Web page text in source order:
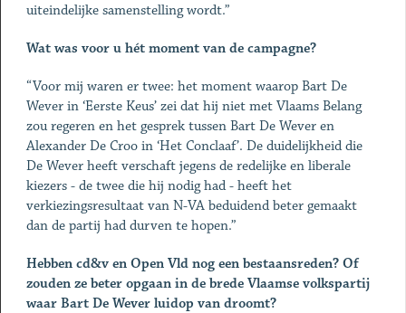
uiteindelijke samenstelling wordt.”
Wat was voor u hét moment van de campagne?
“Voor mij waren er twee: het moment waarop Bart De
Wever in ‘Eerste Keus’ zei dat hij niet met Vlaams Belang
zou regeren en het gesprek tussen Bart De Wever en
Alexander De Croo in ‘Het Conclaaf’. De duidelijkheid die
De Wever heeft verschaft jegens de redelijke en liberale
kiezers - de twee die hij nodig had - heeft het
verkiezingsresultaat van N-VA beduidend beter gemaakt
dan de partij had durven te hopen.”
Hebben cd&v en Open Vld nog een bestaansreden? Of
zouden ze beter opgaan in de brede Vlaamse volkspartij
waar Bart De Wever luidop van droomt?